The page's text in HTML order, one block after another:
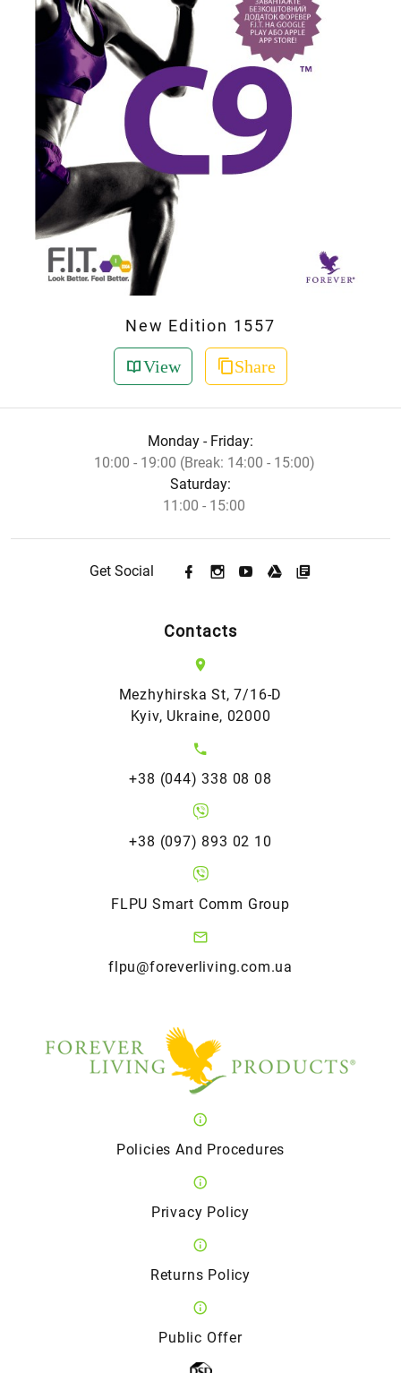
New Edition 1557
View Share
Monday - Friday:
10:00 - 19:00 (Break: 14:00 - 15:00)
Saturday:
11:00 - 15:00
Get Social
Contacts
Mezhyhirska St, 7/16-D
Kyiv, Ukraine, 02000
+38 (044) 338 08 08
+38 (097) 893 02 10
FLPU Smart Comm Group
flpu@foreverliving.com.ua
Policies And Procedures
Privacy Policy
Returns Policy
Public Offer